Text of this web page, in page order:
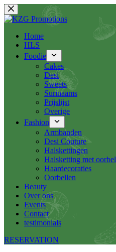
Ga
naar
inhoudHome
HLS
Foodie
Cakes
Desi
Sweets
Surinaams
Prijslijst
Overige
Fashion
Armbanden
Desi Couture
Halskettingen
Halsketting met oorbel
Haardecoraties
Oorbellen
Beauty
Over ons
Events
Contact
testimonials
RESERVATION